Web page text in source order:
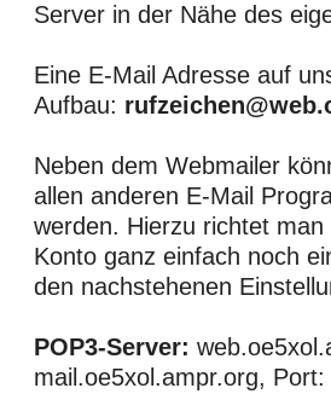
Server in der Nähe des
Eine E-Mail Adresse auf
Aufbau:
Neben dem Webmailer
allen anderen E-Mail
werden. Hierzu richtet
Konto ganz einfach noch
den nachstehenen
POP3-Server:
mail.oe5xol.ampr.org, Port: